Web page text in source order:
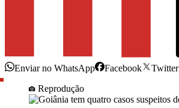
Enviar no WhatsApp Facebook
Twitter
Reprodução